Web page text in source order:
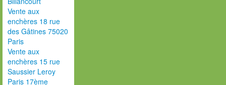
Vente aux
enchères 18 rue
des Gâtines 75020
Paris
Vente aux
enchères 15 rue
Saussier Leroy
Paris 17ème